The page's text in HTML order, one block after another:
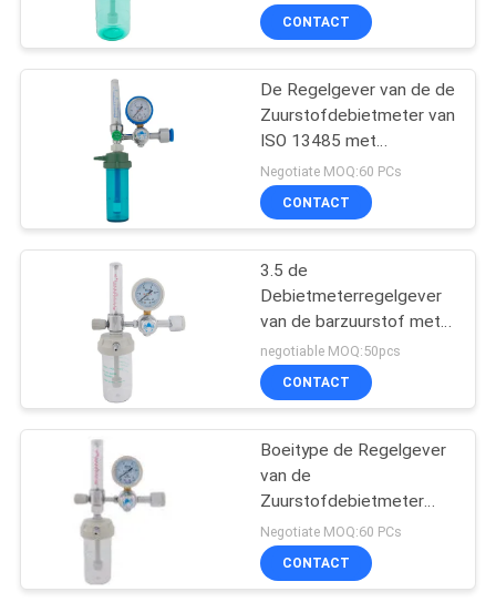
CONTACTEER
ONS
VERZOEK
CITAAT
SITEMAP
PRIVACY
POLICY
Medische
Gastoebehoren
3
Medische
Gasverzamelleiding
1
CONTACT
De Regelgever van de de
Zuurstofdebietmeter van
ISO 13485 met
Luchtbevochtiger
Negotiate MOQ:60 PCs
CONTACT
3.5 de
Debietmeterregelgever
van de barzuurstof met
Luchtbevochtiger
negotiable MOQ:50pcs
CONTACT
Boeitype de Regelgever
van de
Zuurstofdebietmeter
met de Stroommeter van
de Luchtbevochtiger
Medische Zuurstof
Negotiate MOQ:60 PCs
CONTACT